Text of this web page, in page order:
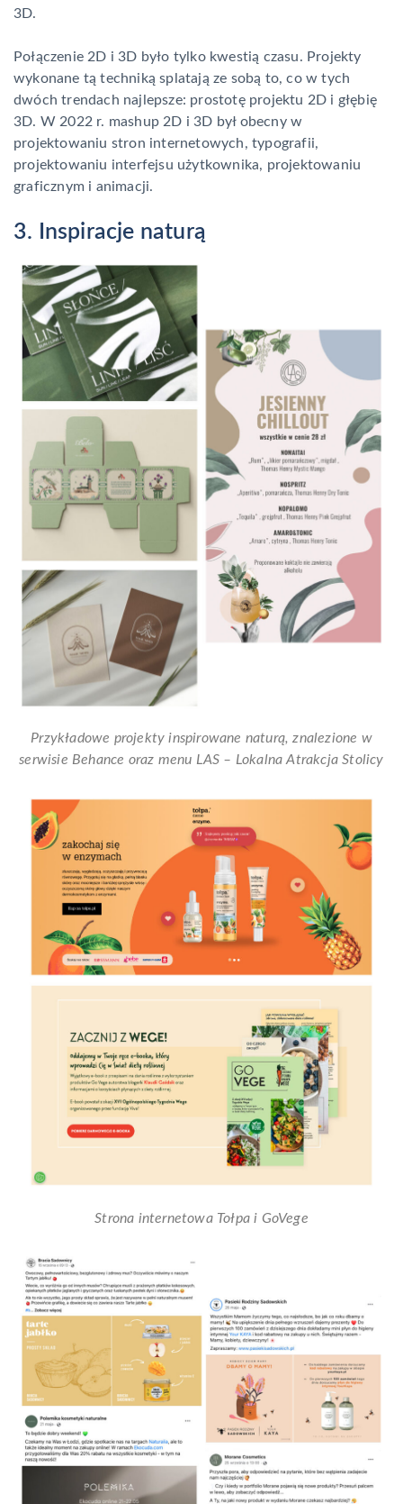
3D.
Połączenie 2D i 3D było tylko kwestią czasu. Projekty
wykonane tą techniką splatają ze sobą to, co w tych
dwóch trendach najlepsze: prostotę projektu 2D i głębię
3D. W 2022 r. mashup 2D i 3D był obecny w
projektowaniu stron internetowych, typografii,
projektowaniu interfejsu użytkownika, projektowaniu
graficznym i animacji.
3. Inspiracje naturą
Przykładowe projekty inspirowane naturą, znalezione w
serwisie Behance oraz menu LAS – Lokalna Atrakcja Stolicy
Strona internetowa Tołpa i GoVege